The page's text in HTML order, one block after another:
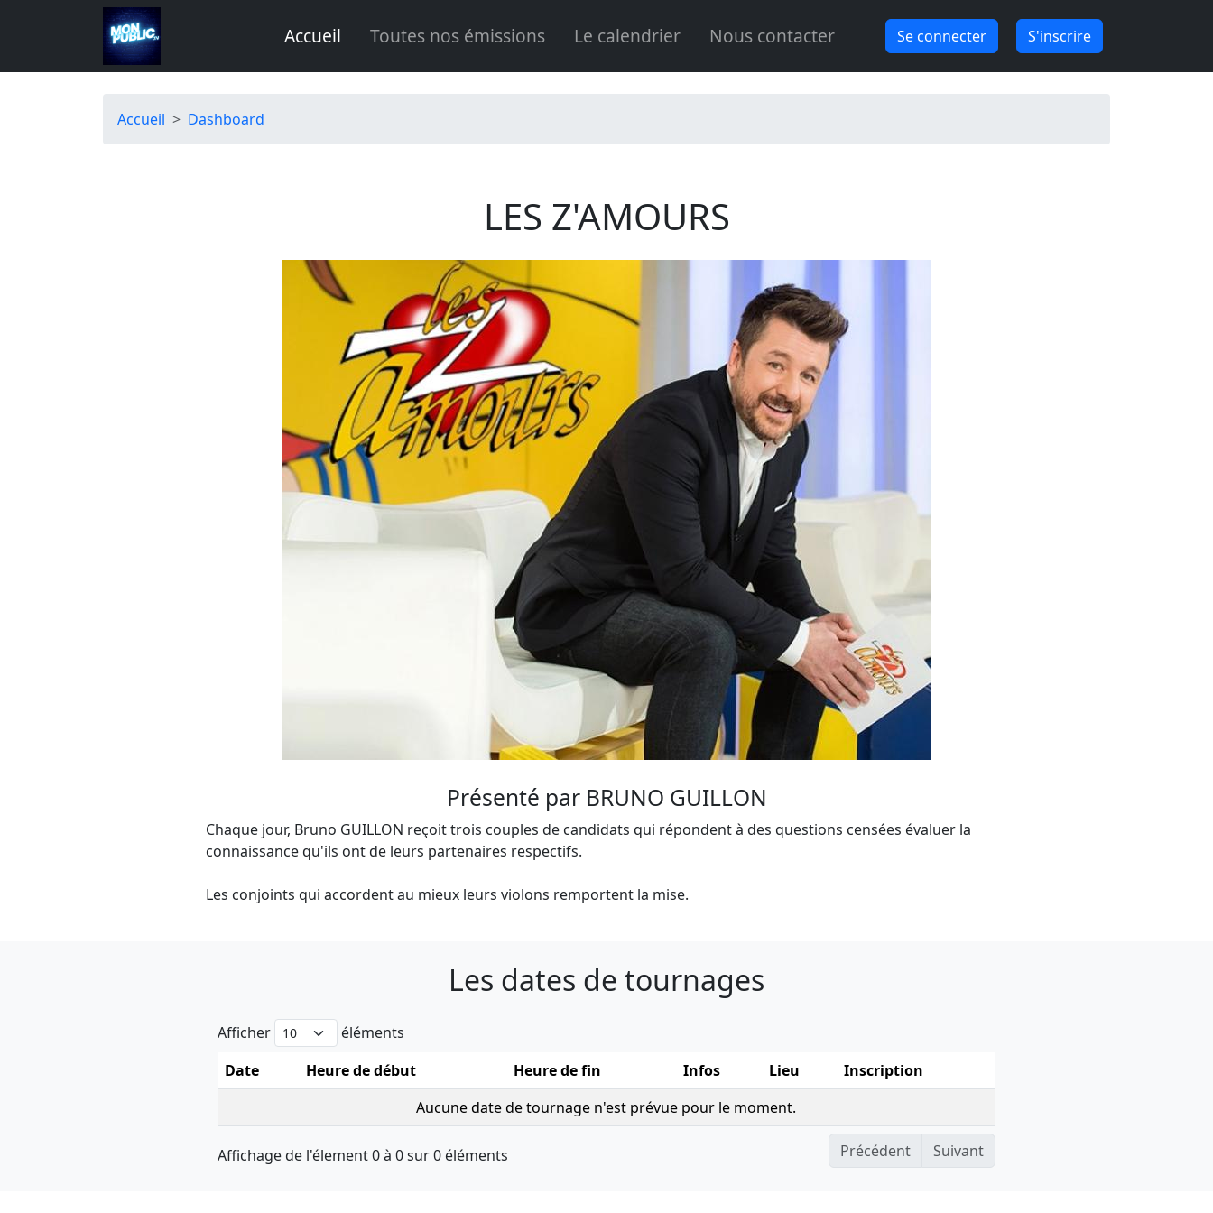
Aller au contenu principal
Accueil Toutes nos émissions Le calendrier Nous contacter Se connecter S'inscrire
Fil d'Ariane
Accueil Dashboard
LES Z'AMOURS
Image
Présenté par BRUNO GUILLON
Chaque jour, Bruno GUILLON reçoit trois couples de candidats qui répondent à des questions censées évaluer la
connaissance qu'ils ont de leurs partenaires respectifs.
Les conjoints qui accordent au mieux leurs violons remportent la mise.
Les dates de tournages
Afficher
éléments
Date
Heure de début Heure de fin Infos Lieu
Inscription
Aucune date de tournage n'est prévue pour le moment.
Affichage de l'élement 0 à 0 sur 0 éléments Précédent Suivant